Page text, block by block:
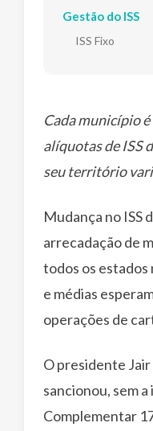
Gestão do ISS
ISS Fixo
Cada município
alíquotas de ISS
seu território
Mudança no ISS
arrecadação de
todos os estados
e médias
operações de
O presidente
sancionou, sem
Complementar